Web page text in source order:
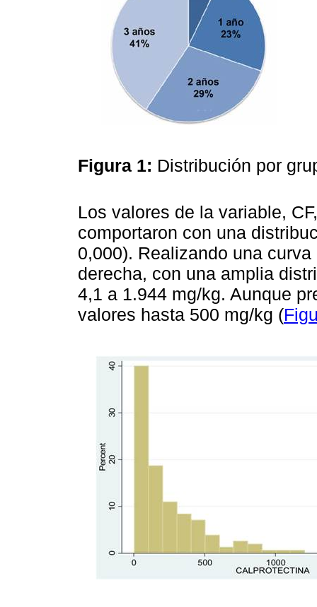
Figura 1: Distribución por
Los valores de la variable,
comportaron con una
0,000). Realizando una
derecha, con una amplia
4,1 a 1.944 mg/kg. Aunque
valores hasta 500 mg/kg (